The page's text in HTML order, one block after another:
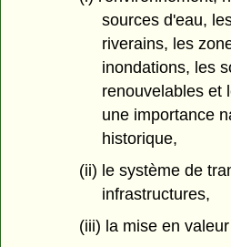
sources d'eau,
riverains, les
inondations, les
renouvelables et
une importance
historique,
(ii) le système de
infrastructures,
(iii) la mise en